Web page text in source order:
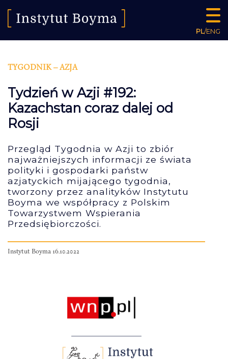
PL/ENG
TYGODNIK – AZJA
Tydzień w Azji #192:
Kazachstan coraz dalej od
Rosji
Przegląd Tygodnia w Azji to zbiór
najważniejszych informacji ze świata
polityki i gospodarki państw
azjatyckich mijającego tygodnia,
tworzony przez analityków Instytutu
Boyma we współpracy z Polskim
Towarzystwem Wspierania
Przedsiębiorczości.
Instytut Boyma 16.10.2022